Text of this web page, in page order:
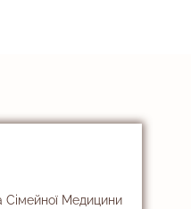
Сімейної Медицини